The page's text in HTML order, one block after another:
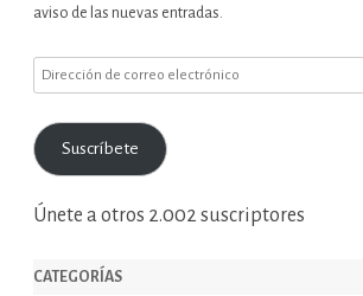
aviso de las nuevas entradas.
Dirección
de
correo
electrónico
Suscríbete
Únete a otros 2.002 suscriptores
CATEGORÍAS